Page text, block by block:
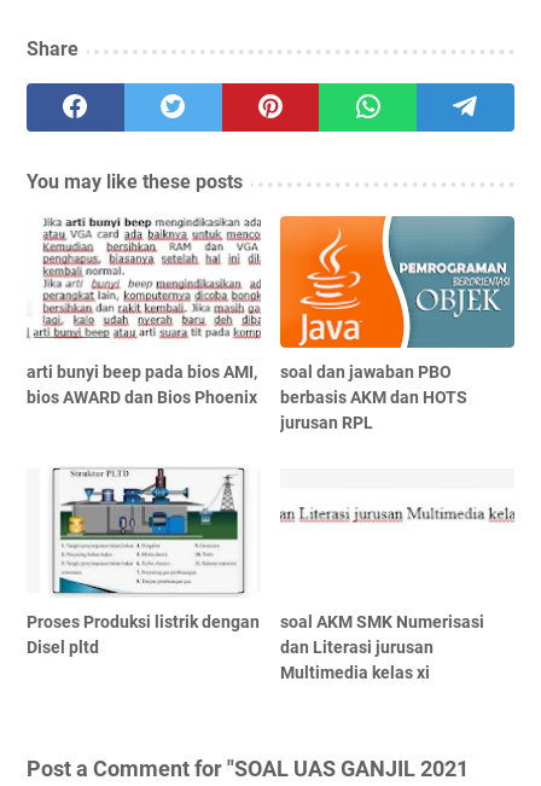
Share
You may like these posts
arti bunyi beep pada bios AMI,
bios AWARD dan Bios Phoenix
soal dan jawaban PBO
berbasis AKM dan HOTS
jurusan RPL
Proses Produksi listrik dengan
Disel pltd
soal AKM SMK Numerisasi
dan Literasi jurusan
Multimedia kelas xi
Post a Comment for "SOAL UAS GANJIL 2021